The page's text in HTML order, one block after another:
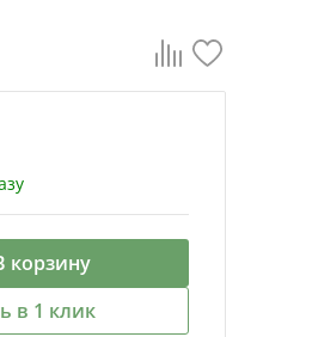
корзину
в 1 клик